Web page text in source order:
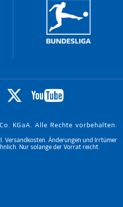
KGaA. Alle Rechte vorbehalten.
Versandkosten. Änderungen und Irrtümer
Nur solange der Vorrat reicht.